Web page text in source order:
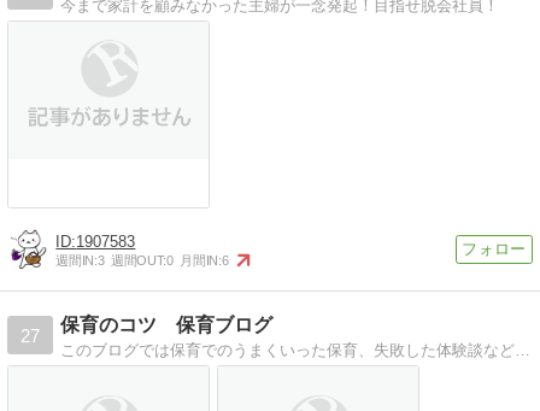
今まで家計を顧みなかった主婦が一念発起！目指せ脱会社員！
1907583
週間IN:3 週間OUT:0 月間IN:6
27
保育のコツ 保育ブログ
このブログでは保育でのうまくいった保育、失敗した体験談などを記入していきます。 保育士、幼稚園教諭の方、保育士、幼稚園教諭を目指している学生さん、小さい子ども…